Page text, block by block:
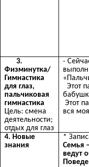
3.
Физминутка/
Гимнастика
для глаз,
пальчиковая
гимнастика
Цель: смена
деятельности;
отдых для глаз
-
Этот
Этот
вся
4. Новые
знания
*
Семья
ведут